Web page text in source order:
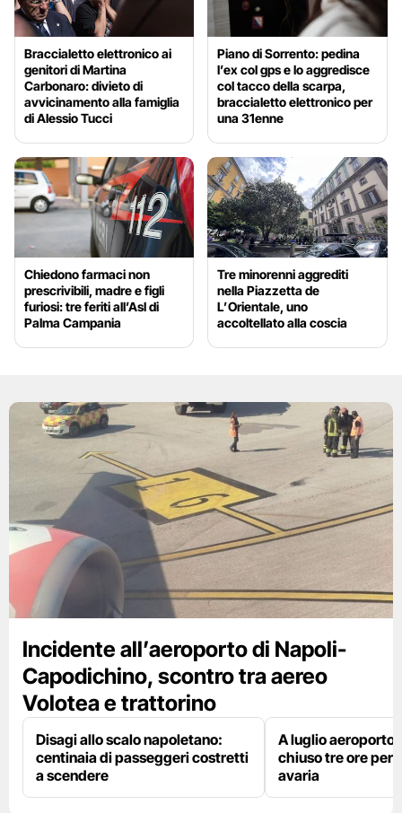
Braccialetto elettronico ai
genitori di Martina
Carbonaro: divieto di
avvicinamento alla famiglia
di Alessio Tucci
Piano di Sorrento: pedina
l’ex col gps e lo aggredisce
col tacco della scarpa,
braccialetto elettronico per
una 31enne
Chiedono farmaci non
prescrivibili, madre e figli
furiosi: tre feriti all’Asl di
Palma Campania
Tre minorenni aggrediti
nella Piazzetta de
L’Orientale, uno
accoltellato alla coscia
Incidente all’aeroporto di Napoli-
Capodichino, scontro tra aereo
Volotea e trattorino
Disagi allo scalo napoletano:
centinaia di passeggeri costretti
a scendere
A luglio aeroporto
chiuso tre ore per
avaria